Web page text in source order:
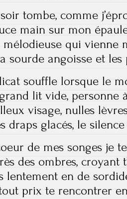
tombe, comme
main sur mon
mélodieuse qui vienne
sourde angoisse et
souffle lorsque le
lit vide, personne
visage, nulles
draps glacés, le
de mes songes je
des ombres, croyant
lentement en de
prix te rencontrer